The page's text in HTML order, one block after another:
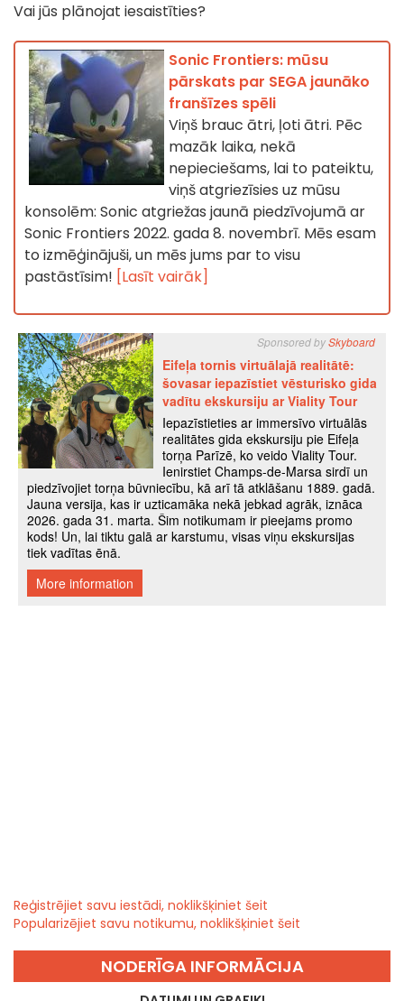
Vai jūs plānojat iesaistīties?
Sonic Frontiers: mūsu
pārskats par SEGA jaunāko
franšīzes spēli
Viņš brauc ātri, ļoti ātri. Pēc
mazāk laika, nekā
nepieciešams, lai to pateiktu,
viņš atgriezīsies uz mūsu
konsolēm: Sonic atgriežas jaunā piedzīvojumā ar
Sonic Frontiers 2022. gada 8. novembrī. Mēs esam
to izmēģinājuši, un mēs jums par to visu
pastāstīsim! [Lasīt vairāk]
Reģistrējiet savu iestādi, noklikšķiniet šeit
Popularizējiet savu notikumu, noklikšķiniet šeit
NODERĪGA INFORMĀCIJA